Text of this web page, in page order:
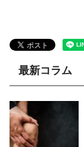
最新コラム